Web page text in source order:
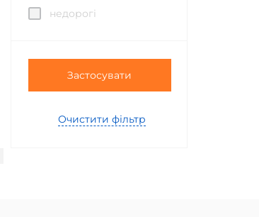
недорогі
Застосувати
Очистити фільтр